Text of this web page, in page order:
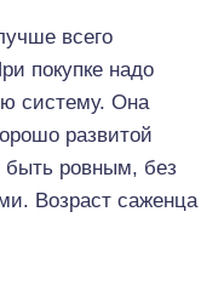
всего
покупке надо
систему. Она
развитой
ровным, без
Возраст саженца